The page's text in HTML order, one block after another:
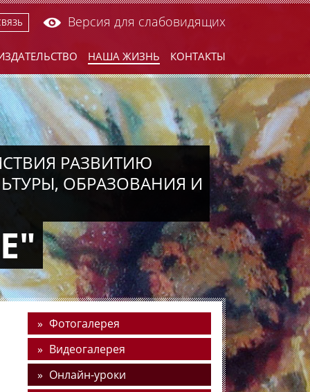
Версия для слабовидящих
НАША ЖИЗНЬ КОНТАКТЫ
РАЗВИТИЮ
ОБРАЗОВАНИЯ И
Фотогалерея
Видеогалерея
Онлайн-уроки